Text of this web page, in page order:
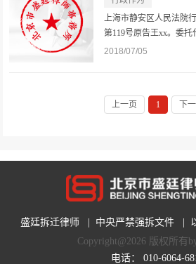
上海市静安区人民法院
第119号原告王xx。委
学，北京市盛廷律师事
2018/07/05
上一页 1 下
盛廷拆迁律师 中央严禁强拆文件
Copyright@2026 版权所有
电话： 010-6064-